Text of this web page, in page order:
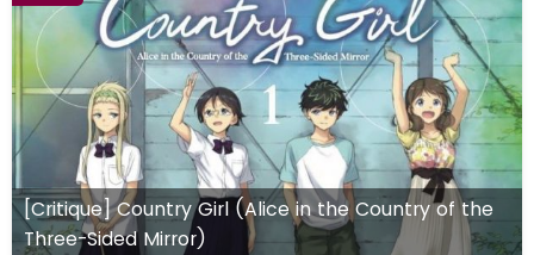
[Critique] Country Girl (Alice in the Country of the
Three-Sided Mirror)